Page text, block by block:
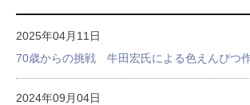
2025年04月11日
70歳からの挑戦 牛田宏氏による色えんぴつ
2024年09月04日